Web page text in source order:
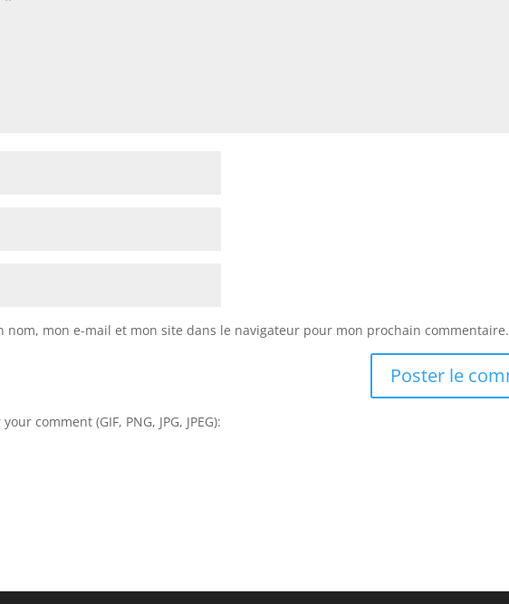
nom, mon e-mail et mon site dans le navigateur pour mon prochain commentaire.
comment (GIF, PNG, JPG, JPEG):